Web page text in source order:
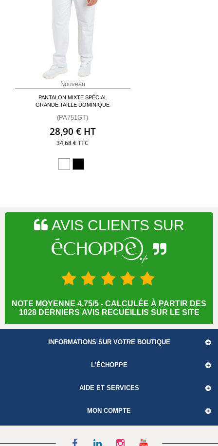
Nouveau
PANTALON MIXTE SPÉCIAL
GRANDE TAILLE DOMINIQUE
(PA751GT)
28,90 € HT
34,68 € TTC
NOTE MOYENNE 4.75/5 - CALCULÉE À PARTIR DES
1028 DERNIERS AVIS RECUEILLIS SUR LE SITE
INFORMATIONS SUR VOTRE BOUTIQUE
L'ÉCHOPPE
AIDE ET SERVICES
MON COMPTE